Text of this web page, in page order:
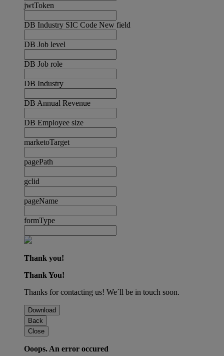
jwtToken
DB Industry SIC Code New field
DB Job level
DB Job role
DB Industry
DB Annual Revenue
DB Employee size
marketoTarget
pagePath
gclid
pageName
formType
Thank you!
Thank You!
Thanks for contacting us! We´ll be in touch soon.
Download
Back
Close
Ooops. An error occured